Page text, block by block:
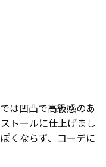
は凹凸で高級感のあ
トールに仕上げまし
くならず、コーデに